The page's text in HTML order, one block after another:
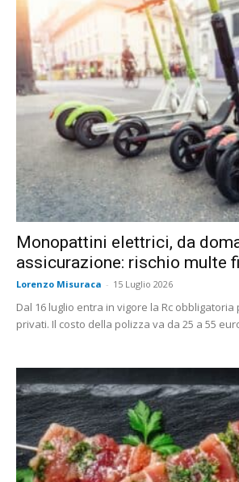
Monopattini elettrici, da
assicurazione: rischio multe
Lorenzo Misuraca - 15 Luglio 2026
Dal 16 luglio entra in vigore la Rc
privati. Il costo della polizza va da 25 a 55